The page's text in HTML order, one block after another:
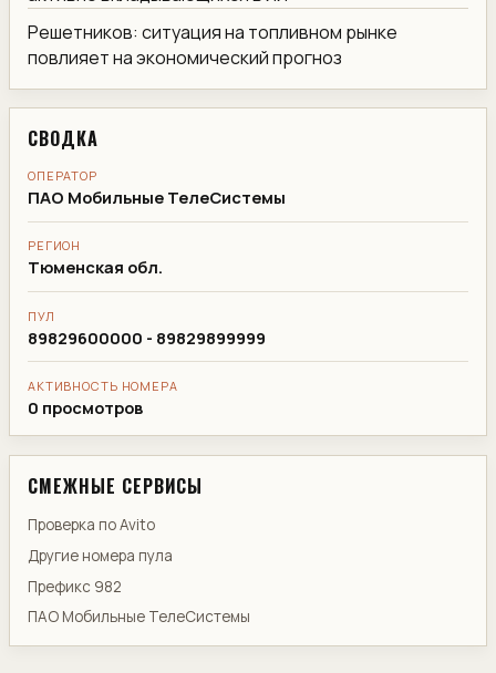
Решетников: ситуация на топливном рынке
повлияет на экономический прогноз
СВОДКА
ОПЕРАТОР
ПАО Мобильные ТелеСистемы
РЕГИОН
Тюменская обл.
ПУЛ
89829600000 - 89829899999
АКТИВНОСТЬ НОМЕРА
0 просмотров
СМЕЖНЫЕ СЕРВИСЫ
Проверка по Avito
Другие номера пула
Префикс 982
ПАО Мобильные ТелеСистемы